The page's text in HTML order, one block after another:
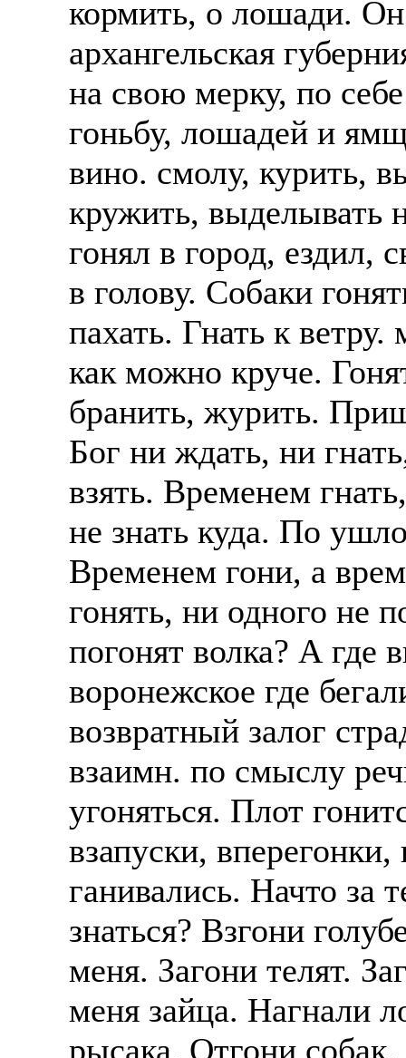
Также смотрите
отправке в другие
А также
рабочий,
стикеровщик.
# работа за границей
# работа за рубежом
# трудоустройство за
# трудоустройство за
В таких банках, как
Промсвязьбанк,
А также в компаниях:
СДЭК, ПЭК и т.д.
В направлениях: без
консультирование,
кормить, о лошади. Он
архангельская
на свою мерку, по
гоньбу, лошадей и
вино. смолу, курить,
кружить, выделывать
гонял в город, ездил,
в голову. Собаки
пахать. Гнать к
как можно круче.
бранить, журить.
Бог ни ждать, ни
взять. Временем
не знать куда. По
Временем гони, а
гонять, ни одного не
погонят волка? А где
воронежское где
возвратный залог
взаимн. по смыслу
угоняться. Плот
взапуски,
ганивались. Начто за
знаться? Взгони
меня. Загони телят.
меня зайца. Нагнали
рысака. Отгони